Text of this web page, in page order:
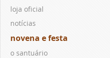
loja oficial
notícias
novena e festa
o santuário